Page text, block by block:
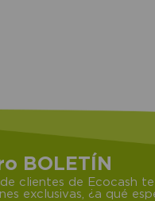
BOLETÍN
clientes de Ecocash
exclusivas, ¿a qué